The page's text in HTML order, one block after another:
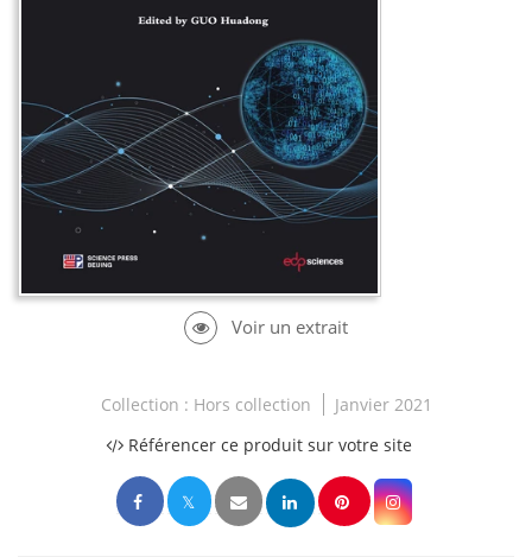
Collection : Hors collection
Janvier 2021
Référencer ce produit sur votre site